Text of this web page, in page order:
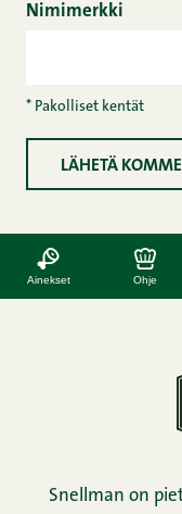
Nimimerkki
* Pakolliset kentät
Ainekset Ohje
Snellman on